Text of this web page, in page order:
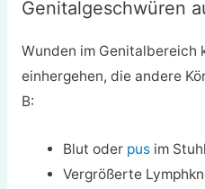
Genitalgeschwüren
Wunden im Genitalbereich
einhergehen, die andere
B:
Blut oder pus im Stuhl
Vergrößerte